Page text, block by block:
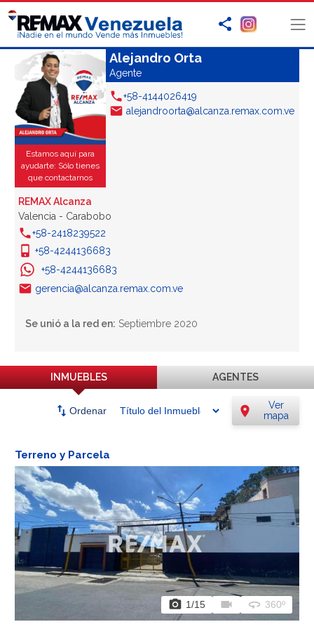
Estamos aquí para
ayudarte: Sólo tienes
que contactarnos
Alejandro Orta
Agente
+58-4144026419
alejandroorta@alcanza.remax.com.ve
REMAX Alcanza
Valencia - Carabobo
+58-2418239522
+58-4244136683
+58-4244136683
gerencia@alcanza.remax.com.ve
Se unió a la red en: Septiembre 2020
INMUEBLES AGENTES
swap_vert Ordenar location_on
Ver
mapa
Terreno y Parcela
photo_camera 1/15 videocam 360 360º